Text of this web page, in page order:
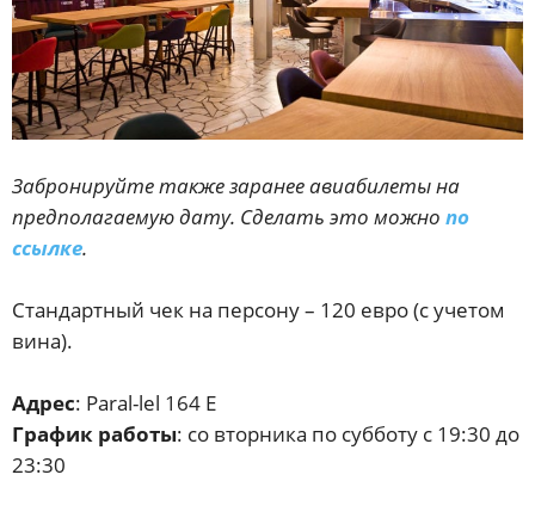
Забронируйте также заранее авиабилеты на
предполагаемую дату. Сделать это можно по
ссылке.
Стандартный чек на персону – 120 евро (с учетом
вина).
Адрес: Paral-lel 164 E
График работы: со вторника по субботу с 19:30 до
23:30